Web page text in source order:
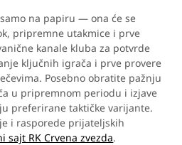
na papiru — ona će se
pripremne utakmice i prve
kanale kluba za potvrde
ključnih igrača i prve provere
Posebno obratite pažnju
u pripremnom periodu i izjave
preferirane taktičke varijante.
i rasporede prijateljskih
sajt RK Crvena zvezda.